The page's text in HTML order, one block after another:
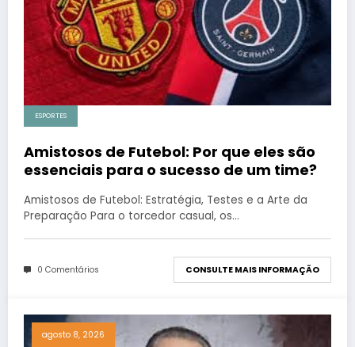
ESPORTES
Amistosos de Futebol: Por que eles são
essenciais para o sucesso de um time?
Amistosos de Futebol: Estratégia, Testes e a Arte da
Preparação Para o torcedor casual, os…
0 Comentários CONSULTE MAIS INFORMAÇÃO
agosto 8, 2026